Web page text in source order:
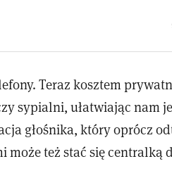
Teraz kosztem
sypialni, ułatwiając nam
głośnika, który oprócz
też stać się centralką